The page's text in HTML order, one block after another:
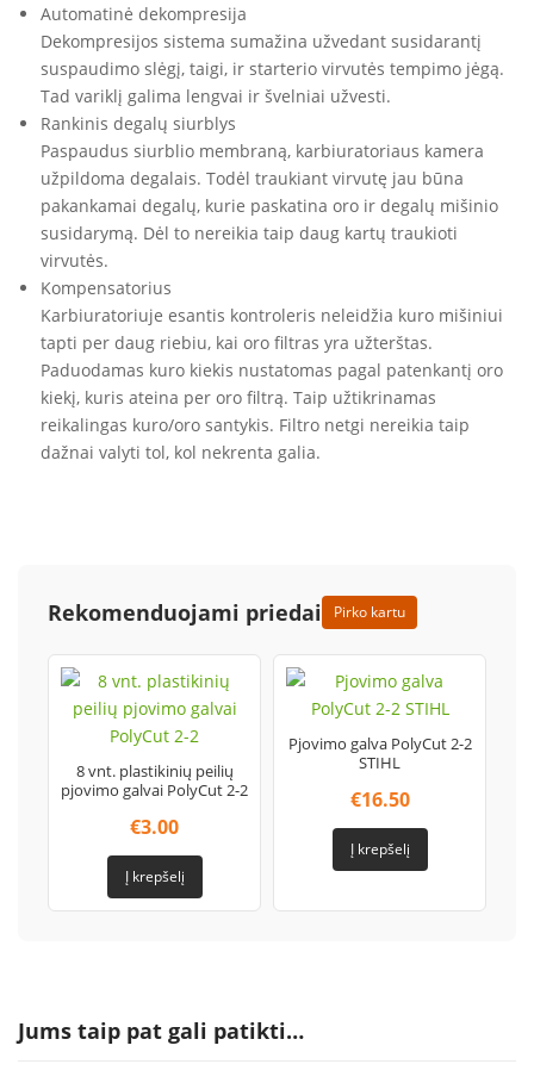
Automatinė dekompresija
Dekompresijos sistema sumažina užvedant susidarantį
suspaudimo slėgį, taigi, ir starterio virvutės tempimo jėgą.
Tad variklį galima lengvai ir švelniai užvesti.
Rankinis degalų siurblys
Paspaudus siurblio membraną, karbiuratoriaus kamera
užpildoma degalais. Todėl traukiant virvutę jau būna
pakankamai degalų, kurie paskatina oro ir degalų mišinio
susidarymą. Dėl to nereikia taip daug kartų traukioti
virvutės.
Kompensatorius
Karbiuratoriuje esantis kontroleris neleidžia kuro mišiniui
tapti per daug riebiu, kai oro filtras yra užterštas.
Paduodamas kuro kiekis nustatomas pagal patenkantį oro
kiekį, kuris ateina per oro filtrą. Taip užtikrinamas
reikalingas kuro/oro santykis. Filtro netgi nereikia taip
dažnai valyti tol, kol nekrenta galia.
Rekomenduojami priedai Pirko kartu
8 vnt. plastikinių peilių
pjovimo galvai PolyCut 2-2
€3.00
Į krepšelį
Pjovimo galva PolyCut 2-2
STIHL
€16.50
Į krepšelį
Jums taip pat gali patikti…